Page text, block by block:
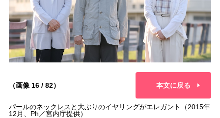
（画像 16 / 82） 本文に戻る
パールのネックレスと大ぶりのイヤリングがエレガント（2015年
12月、Ph／宮内庁提供）